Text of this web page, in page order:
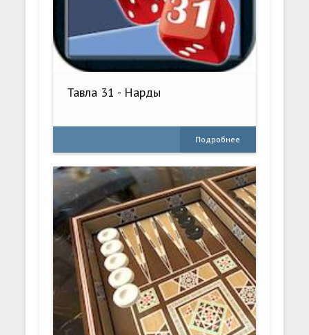
Тавла 31 - Нарды
Подробнее